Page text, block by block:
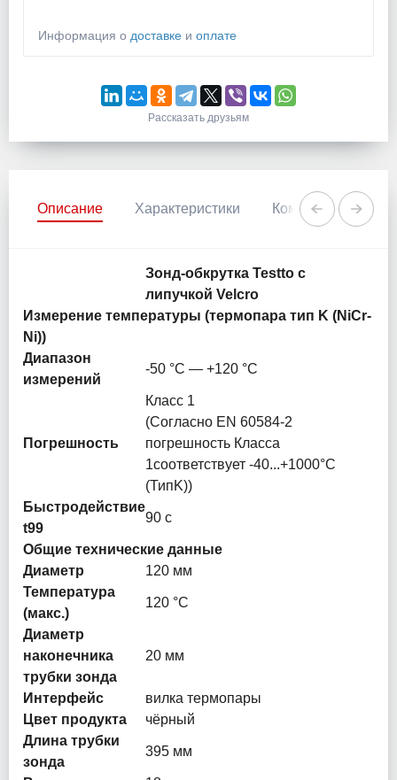
Информация о доставке и оплате
Рассказать друзьям
Описание Характеристики Комментарии
Зонд-обкрутка Testto с
липучкой Velcro
Измерение температуры (термопара тип K (NiCr-
Ni))
Диапазон
измерений
-50 °C — +120 °C
Погрешность
Класс 1
(Согласно EN 60584-2
погрешность Класса
1соответствует -40...+1000°C
(ТипK))
Быстродействие
t99
90 с
Общие технические данные
Диаметр
120 мм
Температура
(макс.)
120 °C
Диаметр
наконечника
трубки зонда
20 мм
Интерфейс
вилка термопары
Цвет продукта
чёрный
Длина трубки
зонда
395 мм